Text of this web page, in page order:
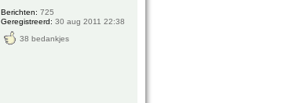
Berichten: 725
Geregistreerd: 30 aug 2011 22:38
38 bedankjes